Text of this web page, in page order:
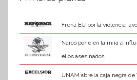
Frena EU por la violencia
Narco pone en la mira a
ellos asesinados
UNAM abre la caja negra